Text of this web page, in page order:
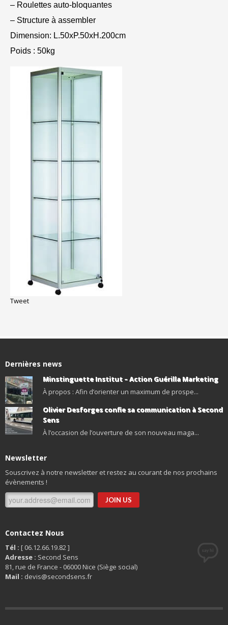
– Roulettes auto-bloquantes
– Structure à assembler
Dimension: L.50xP.50xH.200cm
Poids : 50kg
Tweet
Dernières news
Minstinguette Institut – Action Guérilla Marketing
À propos : Afin d’orienter un maximum de prospe...
Olivier Desforges confie sa communication à Second
Sens
À l’occasion de l’ouverture de son nouveau maga...
Newsletter
Souscrivez à notre newsletter et restez au courant de nos prochains
évènements !
Contactez Nous
Tél : [ 06.12.66.19.82 ]
Adresse : Second Sens
81, rue de France - 06000 Nice (Siège social)
Mail : devis@secondsens.fr